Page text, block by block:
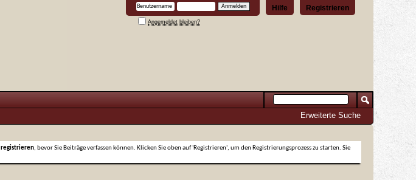
Registrieren
Hilfe
Angemeldet bleiben?
Erweiterte Suche
registrieren, bevor Sie Beiträge verfassen können. Klicken Sie oben auf 'Registrieren', um den Registrierungsprozess zu starten. Sie